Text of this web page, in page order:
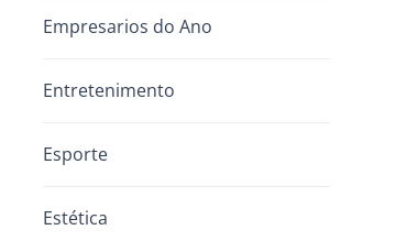
Empresarios do Ano
Entretenimento
Esporte
Estética